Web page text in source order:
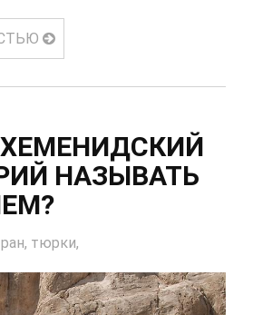
НАЗЫВАТЬ
тюрки,